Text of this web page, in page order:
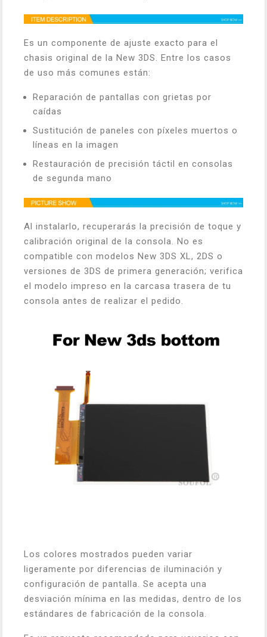
Es un componente de ajuste exacto para el
chasis original de la New 3DS. Entre los casos
de uso más comunes están:
Reparación de pantallas con grietas por
caídas
Sustitución de paneles con píxeles muertos o
líneas en la imagen
Restauración de precisión táctil en consolas
de segunda mano
Al instalarlo, recuperarás la precisión de toque y
calibración original de la consola. No es
compatible con modelos New 3DS XL, 2DS o
versiones de 3DS de primera generación; verifica
el modelo impreso en la carcasa trasera de tu
consola antes de realizar el pedido.
Los colores mostrados pueden variar
ligeramente por diferencias de iluminación y
configuración de pantalla. Se acepta una
desviación mínima en las medidas, dentro de los
estándares de fabricación de la consola.